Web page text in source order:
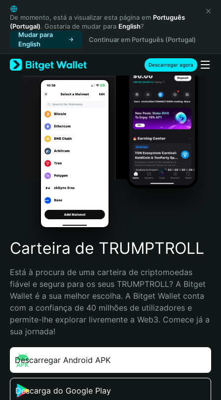
English
日本語
Tiếng Việt
Русский
Español (Latinoamérica)
Türkçe
Italiano
Português (Portugal)
Bahasa Indonesia
Português (Brasil)
Español (Argentina)
De momento, está a visualizar esta página em Português
(Portugal). Gostaria de mudar para English?
Mudar para
English
Continuar em Português (Portugal)
Descarregar agora
Carteira de TRUMPTROLL
Está à procura de uma carteira de criptomoedas
fiável e segura para os seus TRUMPTROLL? A Bitget
Wallet é a sua melhor escolha. A Bitget Wallet conta
com a confiança de 40 milhões de utilizadores e
permite-lhe explorar livremente a Web3. Comece já a
sua jornada!
Descarregar Android APK
Descarga do Google Play